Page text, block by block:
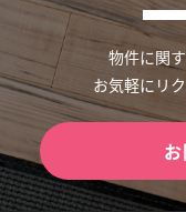
物件に関
お気軽にリ